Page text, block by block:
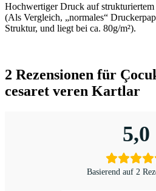
Hochwertiger Druck auf strukturiertem
(Als Vergleich, „normales“
Struktur, und liegt bei ca. 80g/m²).
2 Rezensionen für
cesaret veren Kartlar
5,0
Basierend auf 2